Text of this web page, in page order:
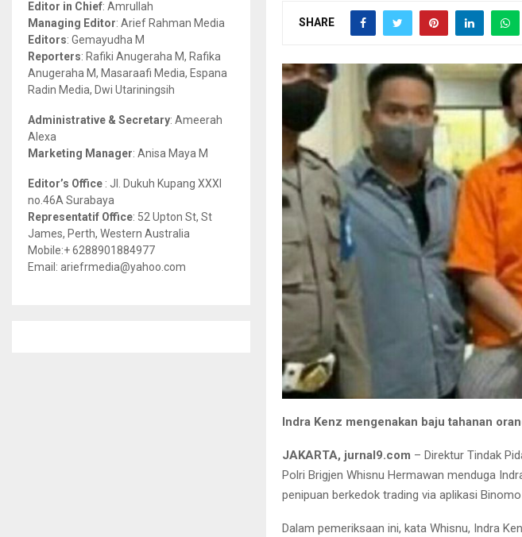
SHARE
Indra Kenz mengenakan baju tahanan
JAKARTA, jurnal9.com – Direktur Tindak
Polri Brigjen Whisnu Hermawan menduga
penipuan berkedok trading via aplikasi
Dalam pemeriksaan ini, kata Whisnu, Indra
r
:
R
H
Editor in Chief: Amrullah
Managing Editor: Arief Rahman Media
Editors: Gemayudha M
Reporters: Rafiki Anugeraha M, Rafika
Anugeraha M, Masaraafi Media, Espana
Radin Media, Dwi Utariningsih
Administrative & Secretary: Ameerah
Alexa
Marketing Manager: Anisa Maya M
Editor’s Office : Jl. Dukuh Kupang XXXI
no.46A Surabaya
Representatif Office: 52 Upton St, St
James, Perth, Western Australia
Mobile:+ 6288901884977
Email: ariefrmedia@yahoo.com